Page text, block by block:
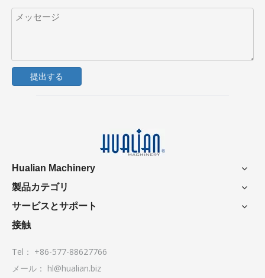
提出する
Hualian Machinery
製品カテゴリ
サービスとサポート
接触
Tel： +86-577-88627766
メール： hl@hualian.biz